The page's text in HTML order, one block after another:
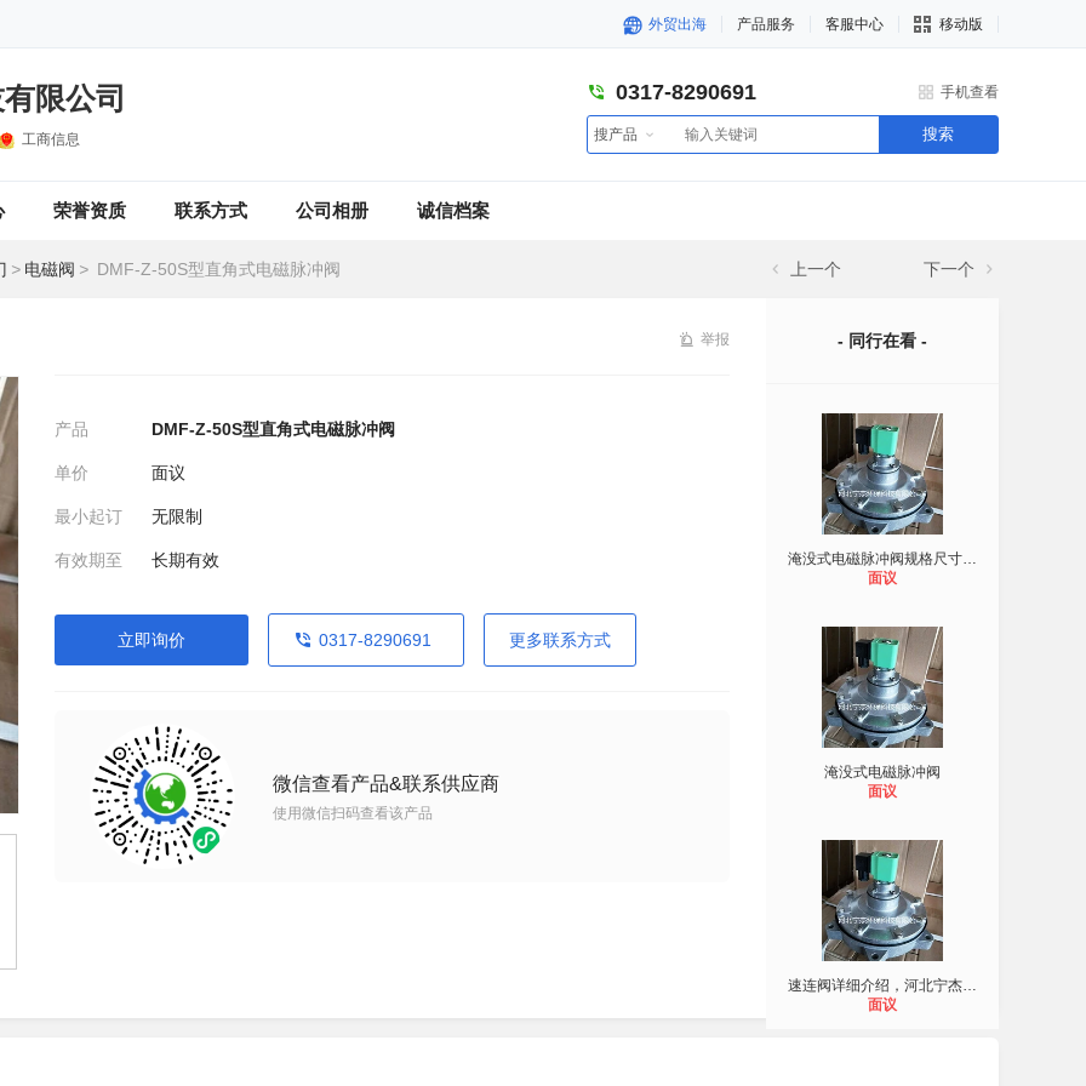
外贸出海 产品服务 客服中心 移动版
限公司
工商信息
0317-8290691 手机查看
搜产品 搜索
荣誉资质 联系方式 公司相册 诚信档案
> 电磁阀 > DMF-Z-50S型直角式电磁脉冲阀 上一个 下一个
举报
产品 DMF-Z-50S型直角式电磁脉冲阀
单价 面议
最小起订 无限制
有效期至 长期有效
立即询价 0317-8290691 更多联系方式
微信查看产品&联系供应商
使用微信扫码查看该产品
- 同行在看 -
淹没式电磁脉冲阀规格尺寸图文详细介
面议
淹没式电磁脉冲阀
面议
速连阀详细介绍，河北宁杰速连式电磁
面议